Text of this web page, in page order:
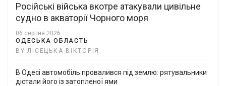
Російські війська вкотре атакували цивільне
судно в акваторії Чорного моря
06 серпня 2026
ОДЕСЬКА ОБЛАСТЬ
BY ЛІСЕЦЬКА ВІКТОРІЯ
В Одесі автомобіль провалився під землю: рятувальники
дістали його із затопленої ями